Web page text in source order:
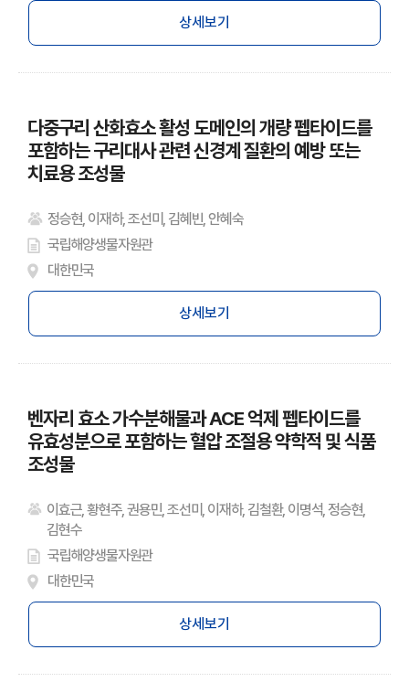
상세보기
다중구리 산화효소 활성 도메인의 개량 펩타이드를
포함하는 구리대사 관련 신경계 질환의 예방 또는
치료용 조성물
정승현, 이재하, 조선미, 김혜빈, 안혜숙
국립해양생물자원관
대한민국
상세보기
벤자리 효소 가수분해물과 ACE 억제 펩타이드를
유효성분으로 포함하는 혈압 조절용 약학적 및 식품
조성물
이효근, 황현주, 권용민, 조선미, 이재하, 김철환, 이명석, 정승현,
김현수
국립해양생물자원관
대한민국
상세보기